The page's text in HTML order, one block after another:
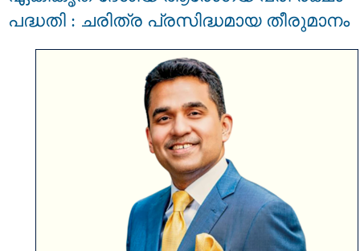
പദ്ധതി : ചരിത്ര പ്രസിദ്ധമായ തീരുമാനം